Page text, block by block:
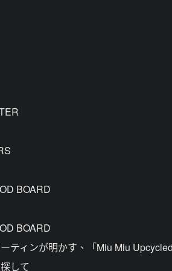
BOARD
BOARD
ティンが明かす、「Miu Miu
して